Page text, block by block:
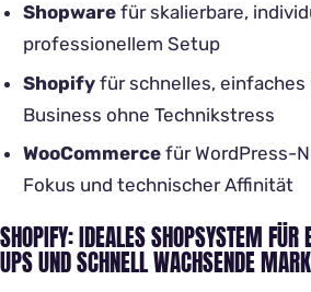
Shopwarefür skalierbare,
professionellem Setup
Shopifyfür schnelles, einfaches
Business ohne Technikstress
WooCommercefür WordPress-
Fokus und technischer Affinität
SHOPIFY: IDEALES SHOPSYSTEM FÜR
UPS UND SCHNELL WACHSENDE